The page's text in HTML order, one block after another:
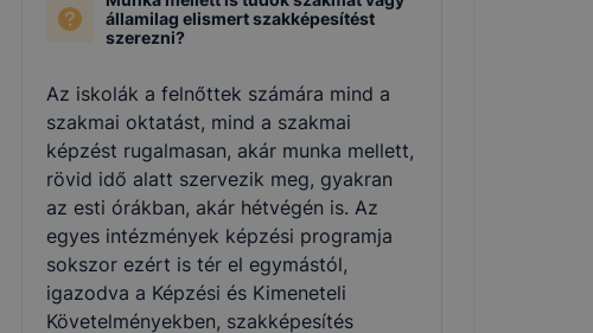
államilag elismert szakképesítést
szerezni?
Az iskolák a felnőttek számára mind a
szakmai oktatást, mind a szakmai
képzést rugalmasan, akár munka mellett,
rövid idő alatt szervezik meg, gyakran
az esti órákban, akár hétvégén is. Az
egyes intézmények képzési programja
sokszor ezért is tér el egymástól,
igazodva a Képzési és Kimeneteli
Követelményekben, szakképesítés